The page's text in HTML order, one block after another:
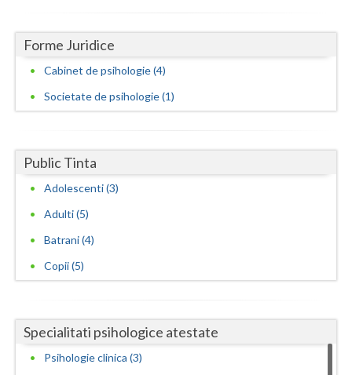
Forme Juridice
Cabinet de psihologie (4)
Societate de psihologie (1)
Public Tinta
Adolescenti (3)
Adulti (5)
Batrani (4)
Copii (5)
Specialitati psihologice atestate
Psihologie clinica (3)